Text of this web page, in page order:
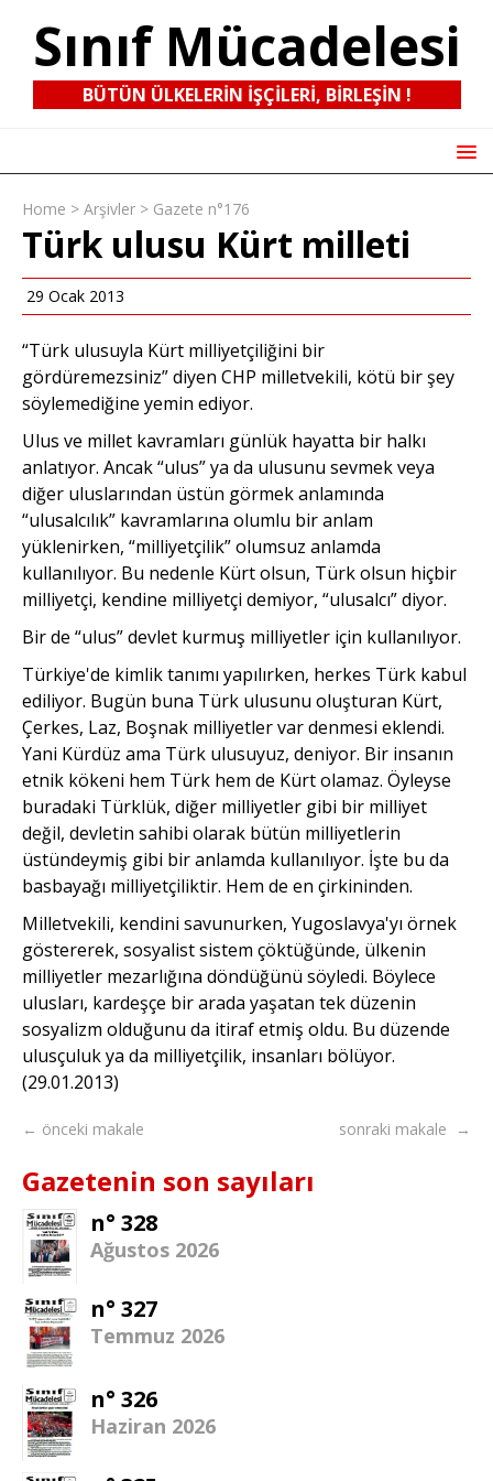
Sınıf Mücadelesi
BÜTÜN ÜLKELERIN IŞÇILERI, BIRLEŞIN !
Home > Arşivler > Gazete n°176
Türk ulusu Kürt milleti
29 Ocak 2013
“Türk ulusuyla Kürt milliyetçiliğini bir
gördüremezsiniz” diyen CHP milletvekili, kötü bir şey
söylemediğine yemin ediyor.
Ulus ve millet kavramları günlük hayatta bir halkı
anlatıyor. Ancak “ulus” ya da ulusunu sevmek veya
diğer uluslarından üstün görmek anlamında
“ulusalcılık” kavramlarına olumlu bir anlam
yüklenirken, “milliyetçilik” olumsuz anlamda
kullanılıyor. Bu nedenle Kürt olsun, Türk olsun hiçbir
milliyetçi, kendine milliyetçi demiyor, “ulusalcı” diyor.
Bir de “ulus” devlet kurmuş milliyetler için kullanılıyor.
Türkiye'de kimlik tanımı yapılırken, herkes Türk kabul
ediliyor. Bugün buna Türk ulusunu oluşturan Kürt,
Çerkes, Laz, Boşnak milliyetler var denmesi eklendi.
Yani Kürdüz ama Türk ulusuyuz, deniyor. Bir insanın
etnik kökeni hem Türk hem de Kürt olamaz. Öyleyse
buradaki Türklük, diğer milliyetler gibi bir milliyet
değil, devletin sahibi olarak bütün milliyetlerin
üstündeymiş gibi bir anlamda kullanılıyor. İşte bu da
basbayağı milliyetçiliktir. Hem de en çirkininden.
Milletvekili, kendini savunurken, Yugoslavya'yı örnek
göstererek, sosyalist sistem çöktüğünde, ülkenin
milliyetler mezarlığına döndüğünü söyledi. Böylece
ulusları, kardeşçe bir arada yaşatan tek düzenin
sosyalizm olduğunu da itiraf etmiş oldu. Bu düzende
ulusçuluk ya da milliyetçilik, insanları bölüyor.
(29.01.2013)
← önceki makale sonraki makale →
Gazetenin son sayıları
n° 328
Ağustos 2026
n° 327
Temmuz 2026
n° 326
Haziran 2026